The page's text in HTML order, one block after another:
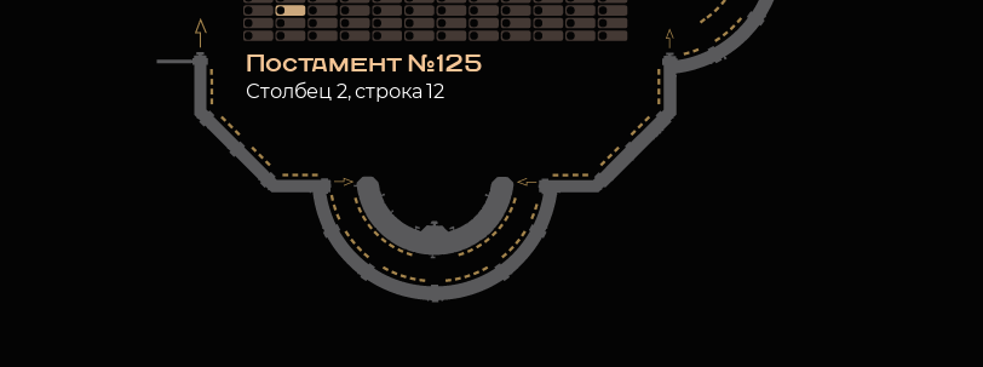
Постамент №125
Столбец 2, строка 12